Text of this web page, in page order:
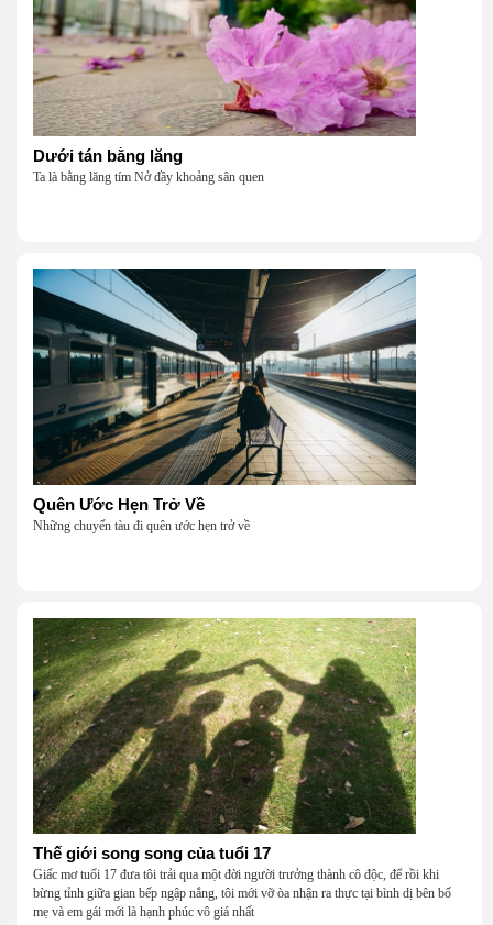
Dưới tán bằng lăng
Ta là bằng lăng tím Nở đầy khoảng sân quen
Quên Ước Hẹn Trở Về
Những chuyến tàu đi quên ước hẹn trở về
Thế giới song song của tuổi 17
Giấc mơ tuổi 17 đưa tôi trải qua một đời người trưởng thành cô độc, để rồi khi
bừng tỉnh giữa gian bếp ngập nắng, tôi mới vỡ òa nhận ra thực tại bình dị bên bố
mẹ và em gái mới là hạnh phúc vô giá nhất